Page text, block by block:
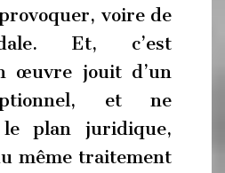
voire de
Et, c’est
œuvre jouit d’un
et ne
plan juridique,
même traitement